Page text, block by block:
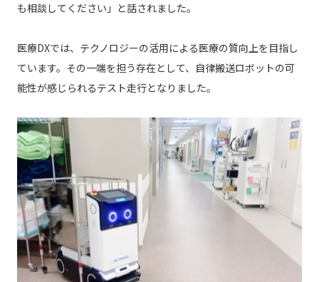
も相談してください」と話されました。
医療DXでは、テクノロジーの活用による医療の質向上を目指し
ています。その一端を担う存在として、自律搬送ロボットの可
能性が感じられるテスト走行となりました。